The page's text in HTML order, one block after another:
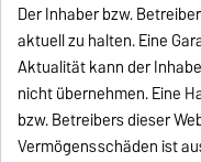
Der Inhaber bzw.
aktuell zu halten. Eine
Aktualität kann der
nicht übernehmen. Eine
bzw. Betreibers dieser
Vermögensschäden ist